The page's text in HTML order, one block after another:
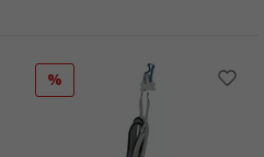
%